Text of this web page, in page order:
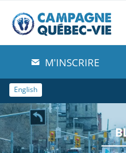
À propos de nous
Blog
Comprendre
Agir
M'INSCRIRE
English